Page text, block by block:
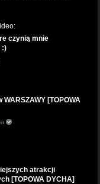
czynią mnie
:)
[TOPOWA
atrakcji
[TOPOWA DYCHA]